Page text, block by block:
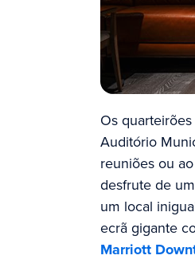
Os
Auditório
reuniões ou
desfrute de
um local
ecrã gigante
Marriott